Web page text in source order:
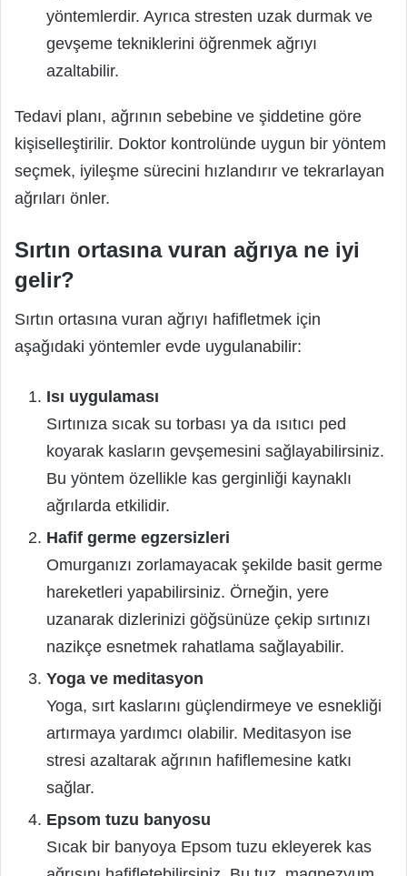
yöntemlerdir. Ayrıca stresten uzak durmak ve
gevşeme tekniklerini öğrenmek ağrıyı
azaltabilir.
Tedavi planı, ağrının sebebine ve şiddetine göre
kişiselleştirilir. Doktor kontrolünde uygun bir yöntem
seçmek, iyileşme sürecini hızlandırır ve tekrarlayan
ağrıları önler.
Sırtın ortasına vuran ağrıya ne iyi
gelir?
Sırtın ortasına vuran ağrıyı hafifletmek için
aşağıdaki yöntemler evde uygulanabilir:
Isı uygulaması
Sırtınıza sıcak su torbası ya da ısıtıcı ped
koyarak kasların gevşemesini sağlayabilirsiniz.
Bu yöntem özellikle kas gerginliği kaynaklı
ağrılarda etkilidir.
Hafif germe egzersizleri
Omurganızı zorlamayacak şekilde basit germe
hareketleri yapabilirsiniz. Örneğin, yere
uzanarak dizlerinizi göğsünüze çekip sırtınızı
nazikçe esnetmek rahatlama sağlayabilir.
Yoga ve meditasyon
Yoga, sırt kaslarını güçlendirmeye ve esnekliği
artırmaya yardımcı olabilir. Meditasyon ise
stresi azaltarak ağrının hafiflemesine katkı
sağlar.
Epsom tuzu banyosu
Sıcak bir banyoya Epsom tuzu ekleyerek kas